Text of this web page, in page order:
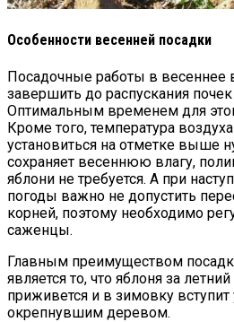
Особенности весенней посадки
Посадочные работы в весеннее
завершить до распускания
Оптимальным временем для
Кроме того, температура
установиться на отметке выше
сохраняет весеннюю влагу,
яблони не требуется. А при
погоды важно не допустить
корней, поэтому необходимо
саженцы.
Главным преимуществом
является то, что яблоня за
приживется и в зимовку
окрепнувшим деревом.